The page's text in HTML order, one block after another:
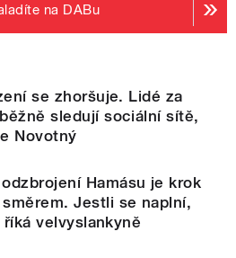
na DABu
se zhoršuje. Lidé za
sledují sociální sítě,
Novotný
Hamásu je krok
Jestli se naplní,
velvyslankyně